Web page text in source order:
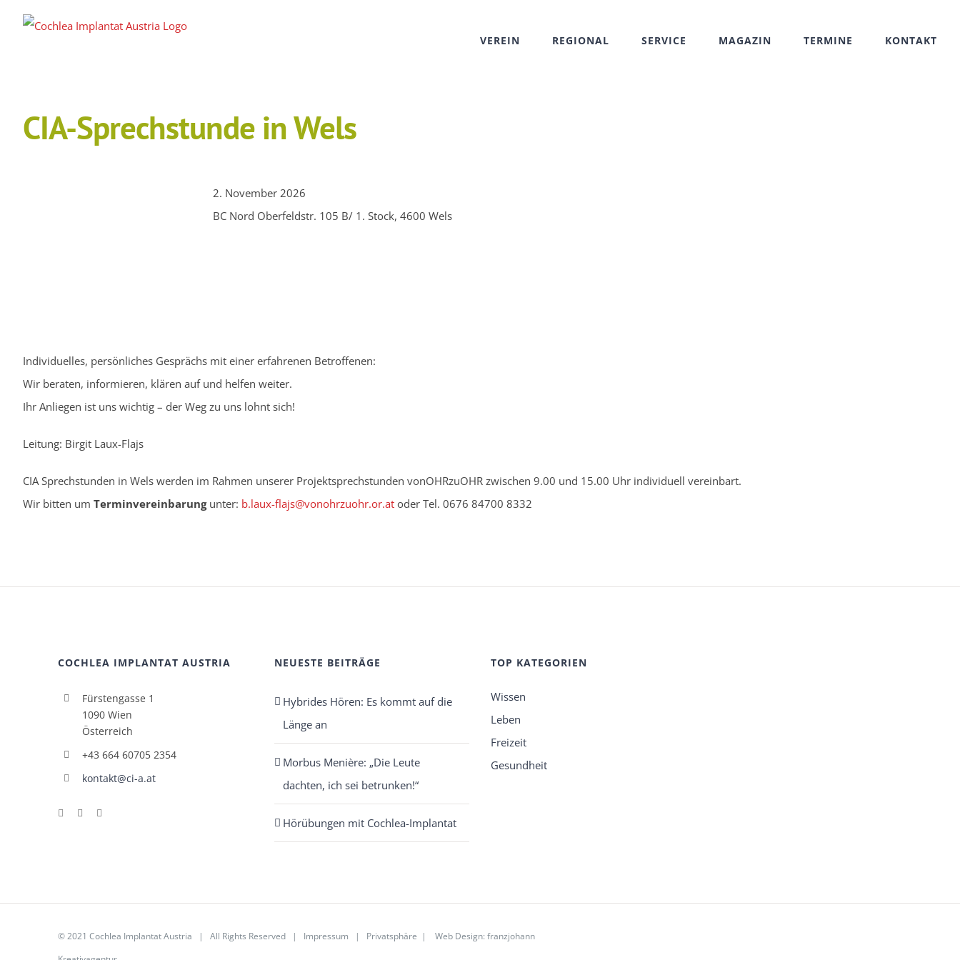
VEREIN REGIONAL SERVICE MAGAZIN TERMINE KONTAKT
CIA-Sprechstunde in Wels
2. November 2026
BC Nord Oberfeldstr. 105 B/ 1. Stock, 4600 Wels
Individuelles, persönliches Gesprächs mit einer erfahrenen Betroffenen:
Wir beraten, informieren, klären auf und helfen weiter.
Ihr Anliegen ist uns wichtig – der Weg zu uns lohnt sich!
Leitung: Birgit Laux-Flajs
CIA Sprechstunden in Wels werden im Rahmen unserer Projektsprechstunden vonOHRzuOHR zwischen 9.00 und 15.00 Uhr individuell vereinbart.
Wir bitten um Terminvereinbarung unter: b.laux-flajs@vonohrzuohr.or.atoder Tel. 0676 84700 8332
COCHLEA IMPLANTAT AUSTRIA
Fürstengasse 1
1090 Wien
Österreich
+43 664 60705 2354
kontakt@ci-a.at
NEUESTE BEITRÄGE
Hybrides Hören: Es kommt auf die
Länge an
Morbus Menière: „Die Leute
dachten, ich sei betrunken!“
Hörübungen mit Cochlea-Implantat
TOP KATEGORIEN
Wissen
Leben
Freizeit
Gesundheit
© 2021 Cochlea Implantat Austria | All Rights Reserved | Impressum | Privatsphäre |Web Design:franzjohann